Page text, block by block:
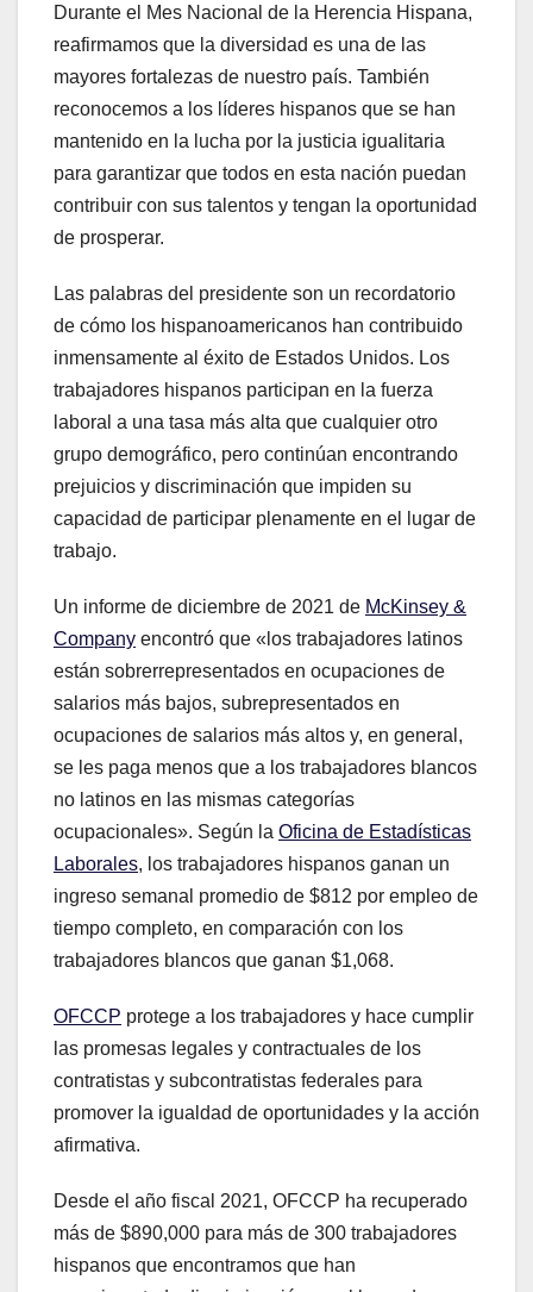
Durante el Mes Nacional de la Herencia Hispana,
reafirmamos que la diversidad es una de las
mayores fortalezas de nuestro país. También
reconocemos a los líderes hispanos que se han
mantenido en la lucha por la justicia igualitaria
para garantizar que todos en esta nación puedan
contribuir con sus talentos y tengan la oportunidad
de prosperar.
Las palabras del presidente son un recordatorio
de cómo los hispanoamericanos han contribuido
inmensamente al éxito de Estados Unidos. Los
trabajadores hispanos participan en la fuerza
laboral a una tasa más alta que cualquier otro
grupo demográfico, pero continúan encontrando
prejuicios y discriminación que impiden su
capacidad de participar plenamente en el lugar de
trabajo.
Un informe de diciembre de 2021 de McKinsey &
Company encontró que «los trabajadores latinos
están sobrerrepresentados en ocupaciones de
salarios más bajos, subrepresentados en
ocupaciones de salarios más altos y, en general,
se les paga menos que a los trabajadores blancos
no latinos en las mismas categorías
ocupacionales». Según la Oficina de Estadísticas
Laborales, los trabajadores hispanos ganan un
ingreso semanal promedio de $812 por empleo de
tiempo completo, en comparación con los
trabajadores blancos que ganan $1,068.
OFCCP protege a los trabajadores y hace cumplir
las promesas legales y contractuales de los
contratistas y subcontratistas federales para
promover la igualdad de oportunidades y la acción
afirmativa.
Desde el año fiscal 2021, OFCCP ha recuperado
más de $890,000 para más de 300 trabajadores
hispanos que encontramos que han